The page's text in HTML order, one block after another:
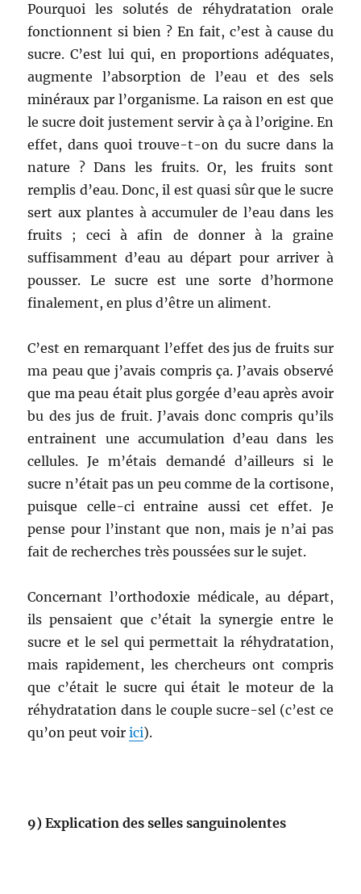
Pourquoi les solutés de réhydratation orale
fonctionnent si bien ? En fait, c’est à cause du
sucre. C’est lui qui, en proportions adéquates,
augmente l’absorption de l’eau et des sels
minéraux par l’organisme. La raison en est que
le sucre doit justement servir à ça à l’origine. En
effet, dans quoi trouve-t-on du sucre dans la
nature ? Dans les fruits. Or, les fruits sont
remplis d’eau. Donc, il est quasi sûr que le sucre
sert aux plantes à accumuler de l’eau dans les
fruits ; ceci à afin de donner à la graine
suffisamment d’eau au départ pour arriver à
pousser. Le sucre est une sorte d’hormone
finalement, en plus d’être un aliment.
C’est en remarquant l’effet des jus de fruits sur
ma peau que j’avais compris ça. J’avais observé
que ma peau était plus gorgée d’eau après avoir
bu des jus de fruit. J’avais donc compris qu’ils
entrainent une accumulation d’eau dans les
cellules. Je m’étais demandé d’ailleurs si le
sucre n’était pas un peu comme de la cortisone,
puisque celle-ci entraine aussi cet effet. Je
pense pour l’instant que non, mais je n’ai pas
fait de recherches très poussées sur le sujet.
Concernant l’orthodoxie médicale, au départ,
ils pensaient que c’était la synergie entre le
sucre et le sel qui permettait la réhydratation,
mais rapidement, les chercheurs ont compris
que c’était le sucre qui était le moteur de la
réhydratation dans le couple sucre-sel (c’est ce
qu’on peut voirici).
9)Explication des selles sanguinolentes